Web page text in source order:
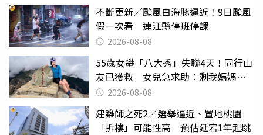
不斷更新／颱風白海豚逼近！9日颱風
假一次看 連江縣停班停課
2026-08-08
55歲女攀「八大秀」失聯4天！同行山
友已獲救 女兒急求助：剩我媽媽還
沒找到
2026-08-08
建築師之死2／選舉逼近、置地桃園
「拆樓」可能性高 預估延宕1年起跳